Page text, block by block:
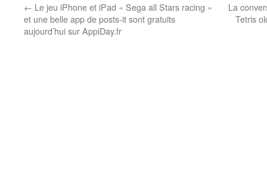
← Le jeu iPhone et iPad « Sega all Stars racing »
et une belle app de posts-it sont gratuits
aujourd’hui sur AppiDay.fr
La
Tetris